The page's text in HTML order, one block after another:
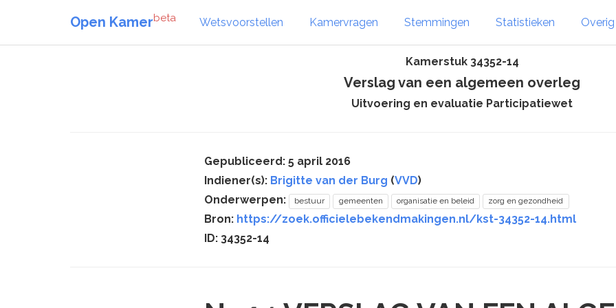
Open Kamerbeta Wetsvoorstellen Kamervragen Stemmingen Statistieken
Kamerstuk 34352-14
Verslag van een algemeen overleg
Uitvoering en evaluatie Participatiewet
Gepubliceerd: 5 april 2016
Indiener(s): Brigitte van der Burg (VVD)
Onderwerpen:
bestuur gemeenten organisatie en beleid zorg en gezondheid
Bron: https://zoek.officielebekendmakingen.nl/kst-34352-14.html
ID: 34352-14